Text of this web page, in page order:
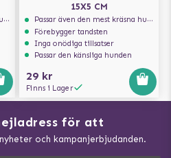
15X5 CM
Passar även den mest kräsna hunden
Förebygger tandsten
Inga onödiga tillsatser
Passar den känsliga hunden
29 kr
Finns i Lager
för att
och kampanjerbjudanden.